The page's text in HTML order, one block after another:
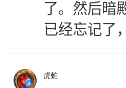
了。然后暗
已经忘记了
虎蛇